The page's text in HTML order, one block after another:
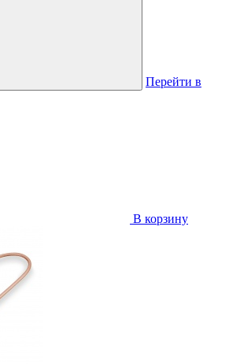
Перейти в
В корзину